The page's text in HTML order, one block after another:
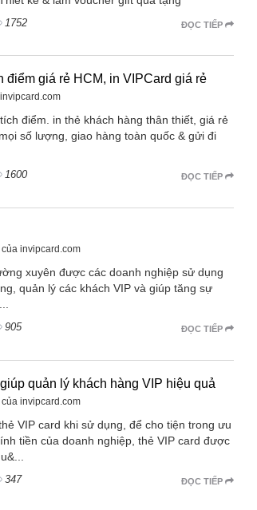
ĐỌC TIẾP
1752
điểm giá rẻ HCM, in VIPCard giá rẻ
điểm. in thẻ khách hàng thân thiết, giá rẻ
số lượng, giao hàng toàn quốc & gửi đi
ĐỌC TIẾP
1600
của invipcard.com
xuyên được các doanh nghiệp sử dụng
quản lý các khách VIP và giúp tăng sự
ĐỌC TIẾP
905
quản lý khách hàng VIP hiệu quả
của invipcard.com
VIP card khi sử dụng, để cho tiện trong ưu
tiền của doanh nghiệp, thẻ VIP card được
ĐỌC TIẾP
347